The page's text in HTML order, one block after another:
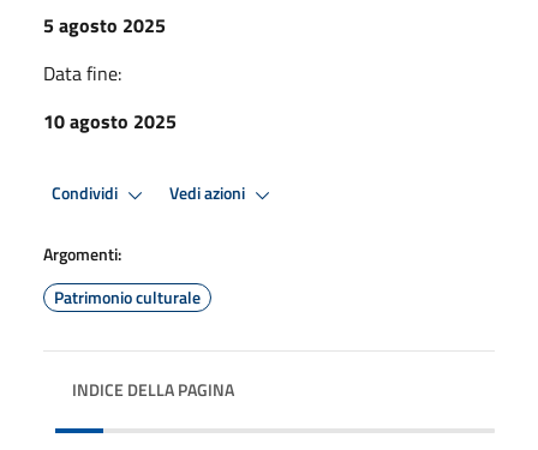
5 agosto 2025
Data fine:
10 agosto 2025
Condividi Vedi azioni
Argomenti:
Patrimonio culturale
INDICE DELLA PAGINA